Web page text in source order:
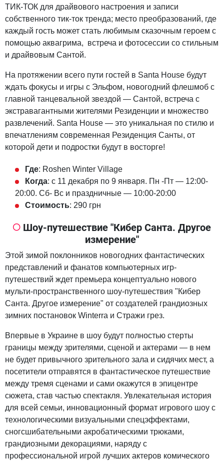
ТИК-ТОК для драйвового настроения и записи
собственного тик-ток тренда; место преобразований, где
каждый гость может стать любимым сказочным героем с
помощью аквагрима, встреча и фотосессии со стильным
и драйвовым Сантой.
На протяжении всего пути гостей в Santa House будут
ждать фокусы и игры с Эльфом, новогодний флешмоб с
главной танцевальной звездой — Сантой, встреча с
экстравагантными жителями Резиденции и множество
развлечений. Santa House — это уникальная по стилю и
впечатлениям современная Резиденция Санты, от
которой дети и подростки будут в восторге!
Где: Roshen Winter Village
Когда: с 11 декабря по 9 января. Пн -Пт — 12:00-
20:00. Сб- Вс и праздничные — 10:00-20:00
Стоимость: 290 грн
Шоу-путешествие "Кибер Санта. Другое
измерение"
Этой зимой поклонников новогодних фантастических
представлений и фанатов компьютерных игр-
путешествий ждет премьера концептуально нового
мульти-пространственного шоу-путешествия "Кибер
Санта. Другое измерение" от создателей грандиозных
зимних постановок Winterra и Стражи грез.
Впервые в Украине в шоу будут полностью стерты
границы между зрителями, сценой и актерами — в нем
не будет привычного зрительного зала и сидячих мест, а
посетители отправятся в фантастическое путешествие
между тремя сценами и сами окажутся в эпицентре
сюжета, став частью спектакля. Увлекательная история
для всей семьи, инновационный формат игрового шоу с
технологическими визуальными спецэффектами,
сногсшибательными акробатическими трюками,
грандиозными декорациями, наряду с
профессиональной игрой лучших актеров комического